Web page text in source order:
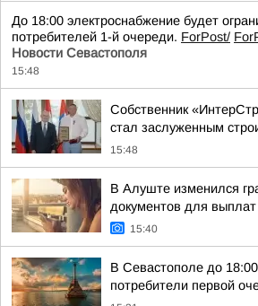
До 18:00 электроснабжение будет
потребителей 1-й очереди. ForPost/
Новости Севастополя
15:48
Собственник
стал заслуженным
15:48
В Алуште изменился
документов для
15:40
В Севастополе до 18:00
потребители первой